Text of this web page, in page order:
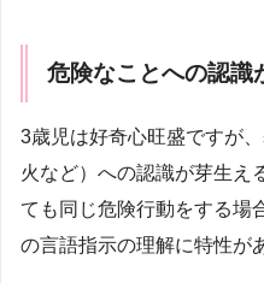
危険なことへの認識
3歳児は好奇心旺盛ですが
火など）への認識が芽生え
ても同じ危険行動をする場
の言語指示の理解に特性が